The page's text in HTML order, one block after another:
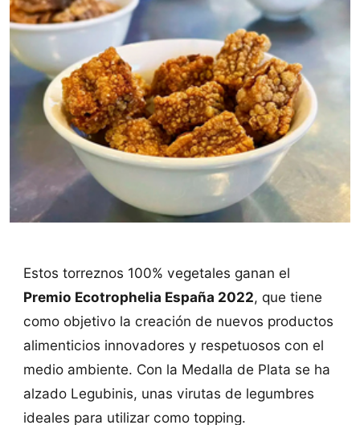
Estos torreznos 100% vegetales ganan el
Premio Ecotrophelia España 2022, que tiene
como objetivo la creación de nuevos productos
alimenticios innovadores y respetuosos con el
medio ambiente. Con la Medalla de Plata se ha
alzado Legubinis, unas virutas de legumbres
ideales para utilizar como topping.